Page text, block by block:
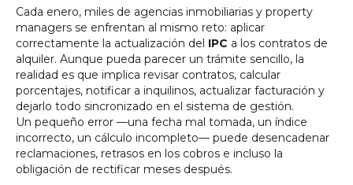
Cada enero, miles de agencias inmobiliarias y property
managers se enfrentan al mismo reto: aplicar
correctamente la actualización del IPC a los contratos de
alquiler. Aunque pueda parecer un trámite sencillo, la
realidad es que implica revisar contratos, calcular
porcentajes, notificar a inquilinos, actualizar facturación y
dejarlo todo sincronizado en el sistema de gestión.
Un pequeño error —una fecha mal tomada, un índice
incorrecto, un cálculo incompleto— puede desencadenar
reclamaciones, retrasos en los cobros e incluso la
obligación de rectificar meses después.